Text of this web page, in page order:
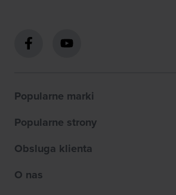
Popularne marki
Popularne strony
Obsluga klienta
O nas